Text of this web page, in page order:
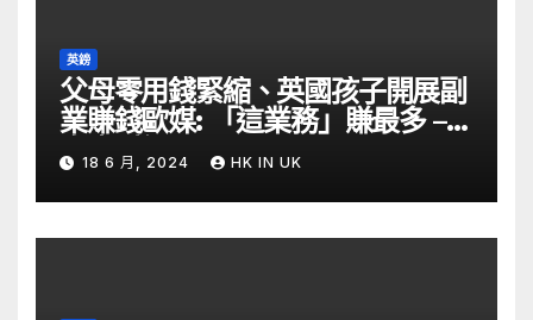
英鎊
父母零用錢緊縮、英國孩子開展副
業賺錢歐媒: 「這業務」賺最多 –
自由財經
18 6 月, 2024 HK IN UK